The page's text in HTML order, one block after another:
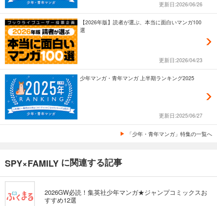
更新日:2026/06/26
【2026年版】読者が選ぶ、本当に面白いマンガ100
選
更新日:2026/04/23
少年マンガ・青年マンガ 上半期ランキング2025
更新日:2025/06/27
「少年・青年マンガ」特集の一覧へ
SPY×FAMILY に関連する記事
2026GW必読！集英社少年マンガ★ジャンプコミックスお
すすめ12選